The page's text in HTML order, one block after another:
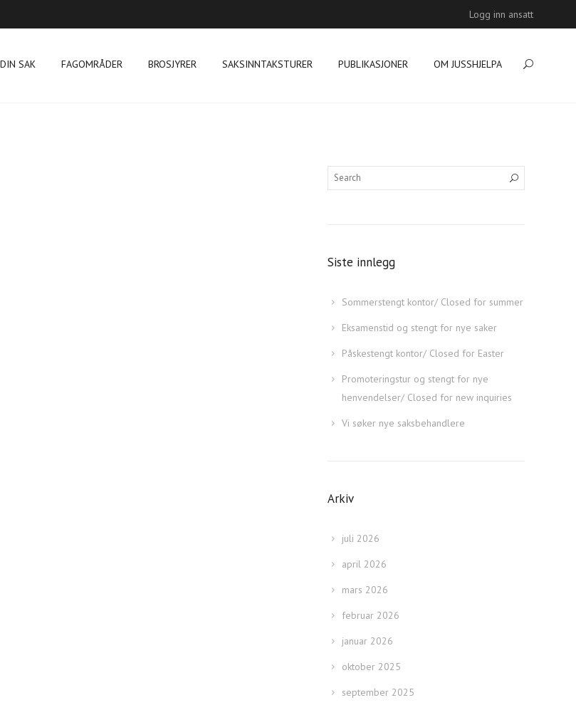
Logg inn ansatt
SAK FAGOMRÅDER BROSJYRER SAKSINNTAKSTURER PUBLIKASJONER OM JUSSHJELPA
Søk
Siste innlegg
Sommerstengt kontor/ Closed for summer
Eksamenstid og stengt for nye saker
Påskestengt kontor/ Closed for Easter
Promoteringstur og stengt for nye
henvendelser/ Closed for new inquiries
Vi søker nye saksbehandlere
Arkiv
juli 2026
april 2026
mars 2026
februar 2026
januar 2026
oktober 2025
september 2025